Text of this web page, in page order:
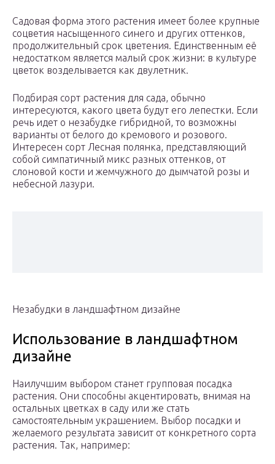
Садовая форма этого растения имеет более крупные
соцветия насыщенного синего и других оттенков,
продолжительный срок цветения. Единственным её
недостатком является малый срок жизни: в культуре
цветок возделывается как двулетник.
Подбирая сорт растения для сада, обычно
интересуются, какого цвета будут его лепестки. Если
речь идет о незабудке гибридной, то возможны
варианты от белого до кремового и розового.
Интересен сорт Лесная полянка, представляющий
собой симпатичный микс разных оттенков, от
слоновой кости и жемчужного до дымчатой розы и
небесной лазури.
Незабудки в ландшафтном дизайне
Использование в ландшафтном
дизайне
Наилучшим выбором станет групповая посадка
растения. Они способны акцентировать, внимая на
остальных цветках в саду или же стать
самостоятельным украшением. Выбор посадки и
желаемого результата зависит от конкретного сорта
растения. Так, например: